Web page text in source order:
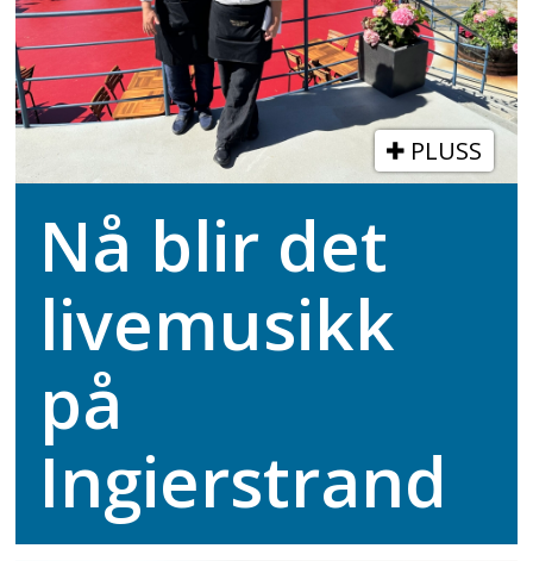
PLUSS
Nå blir det
livemusikk
på
Ingierstrand